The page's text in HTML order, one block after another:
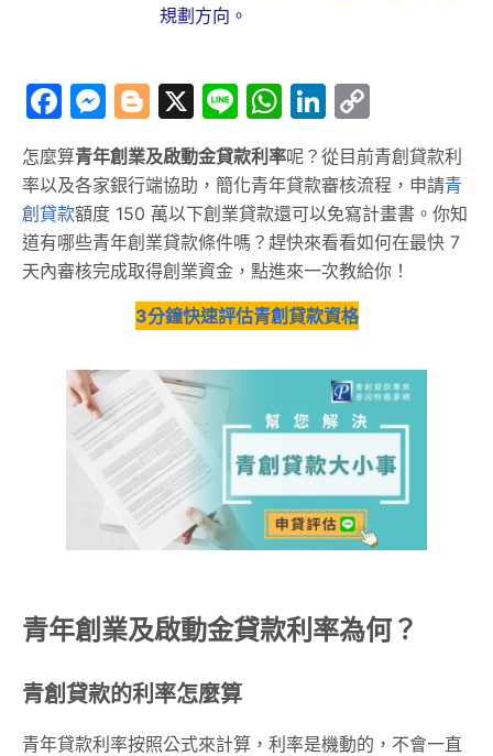
規劃方向。
Facebook
Messenger
Blogger
X LineWhatsApp
LinkedIn
Link
怎麼算青年創業及啟動金貸款利率呢？從目前青創貸款利
率以及各家銀行端協助，簡化青年貸款審核流程，申請青
創貸款額度 150 萬以下創業貸款還可以免寫計畫書。你知
道有哪些青年創業貸款條件嗎？趕快來看看如何在最快 7
天內審核完成取得創業資金，點進來一次教給你！
3分鐘快速評估青創貸款資格
青年創業及啟動金貸款利率為何？
青創貸款的利率怎麼算
青年貸款利率按照公式來計算，利率是機動的，不會一直